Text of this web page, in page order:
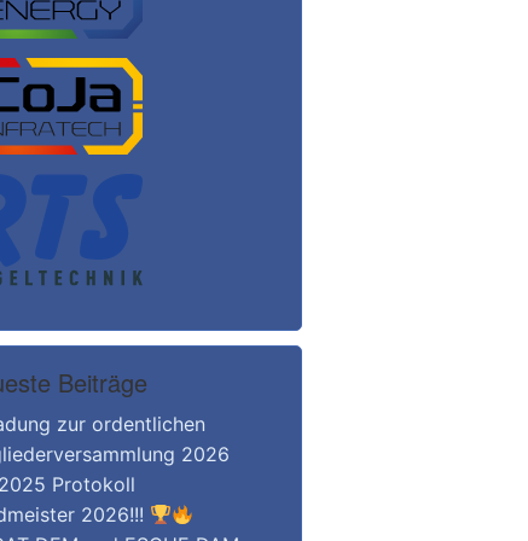
Beiträge
zur ordentlichen
2026
Protokoll
2026!!!